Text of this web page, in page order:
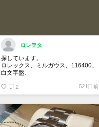
ロレヲタ
探しています。
ロレックス、ミルガウス、116400、
白文字盤、
属品は完備の状態を希望します。
お値段140万～170万位でよろしくお
2 521日前